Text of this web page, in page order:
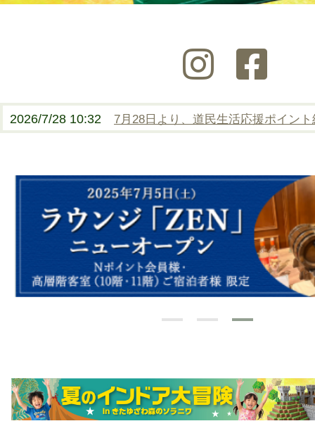
2026/7/28 10:32 7月28日より、道民生活応援ポイン